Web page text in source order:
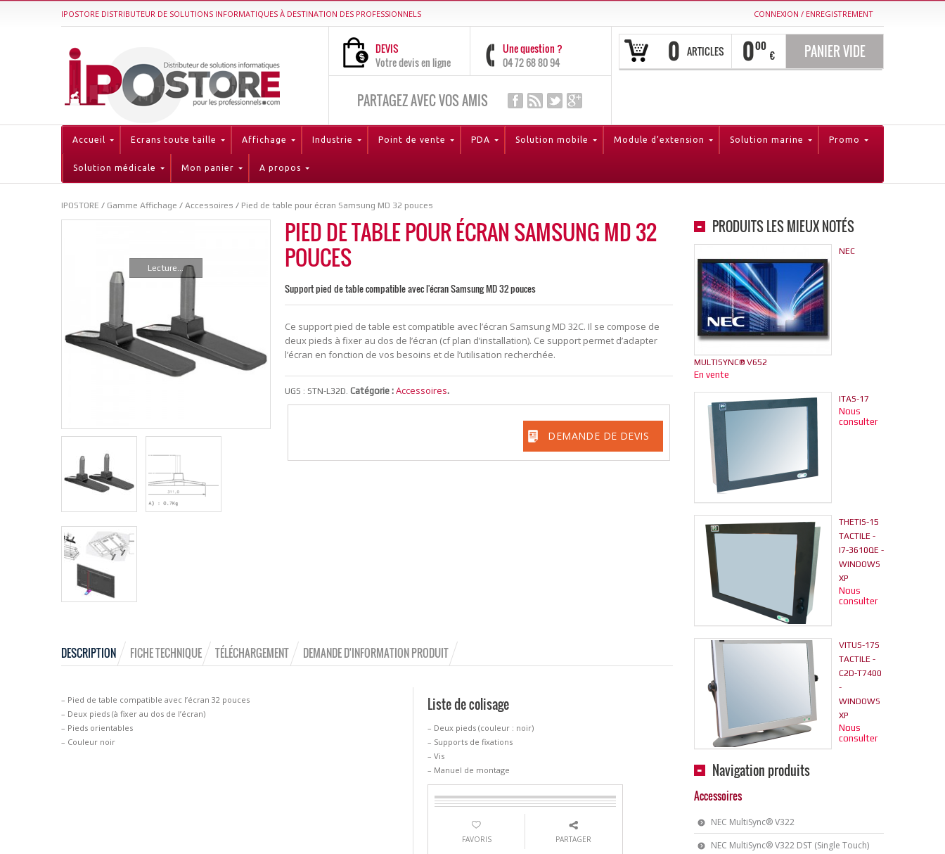
IPOSTORE DISTRIBUTEUR DE SOLUTIONS INFORMATIQUES À DESTINATION DES PROFESSIONNELS CONNEXION / ENREGISTREMENT
0 ARTICLES 000
€ PANIER VIDE
DEVIS
Votre devis en ligne
Une question ?
04 72 68 80 94
PARTAGEZ AVEC VOS AMIS
Accueil Ecrans toute taille Affichage Industrie Point de vente PDA Solution mobile Module d’extension Solution marine Promo
Solution médicale Mon panier A propos
IPOSTORE / Gamme Affichage / Accessoires / Pied de table pour écran Samsung MD 32 pouces
Lecture...
PIED DE TABLE POUR ÉCRAN SAMSUNG MD 32
POUCES
Support pied de table compatible avec l'écran Samsung MD 32 pouces
Ce support pied de table est compatible avec l’écran Samsung MD 32C. Il se compose de
deux pieds à fixer au dos de l’écran (cf plan d’installation). Ce support permet d’adapter
l’écran en fonction de vos besoins et de l’utilisation recherchée.
UGS : STN-L32D. Catégorie :Accessoires.
DEMANDE DE DEVIS
PRODUITS LES MIEUX NOTÉS
NEC
MULTISYNC® V652
En vente
ITAS-17
Nous
consulter
THETIS-15
TACTILE -
I7-3610QE -
WINDOWS
XP
Nous
consulter
VITUS-17S
TACTILE -
C2D-T7400
-
WINDOWS
XP
Nous
consulter
Navigation produits
Accessoires
NEC MultiSync® V322
NEC MultiSync® V322 DST (Single Touch)
DESCRIPTION FICHE TECHNIQUE TÉLÉCHARGEMENT DEMANDE D'INFORMATION PRODUIT
– Pied de table compatible avec l’écran 32 pouces
– Deux pieds (à fixer au dos de l’écran)
– Pieds orientables
– Couleur noir
Liste de colisage
– Deux pieds (couleur : noir)
– Supports de fixations
– Vis
– Manuel de montage
FAVORIS PARTAGER